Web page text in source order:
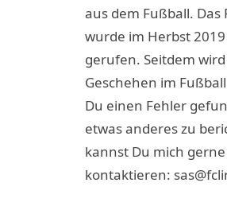
aus dem Fußball. Das
wurde im Herbst
gerufen. Seitdem
Geschehen im
Du einen Fehler
etwas anderes zu
kannst Du mich gerne
kontaktieren: